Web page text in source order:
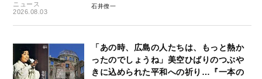
ニュース
2026.08.03
石井僚一
「あの時、広島の人たちは、もっと熱か
ったのでしょうね」美空ひばりのつぶや
きに込められた平和への祈り…『一本の